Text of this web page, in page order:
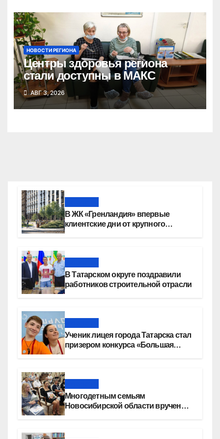
НОВОСТИ РЕГИОНА
Центры здоровья региона
стали доступны в МАКС
АВГ 3, 2026
В ЖК «Гренландия» впервые
клиентские дни от крупного
В Татарском округе поздравили
работников строительной отрасли
Ученик лицея города Татарска стал
призером конкурса «Большая
Многодетным семьям
Новосибирской области вручены